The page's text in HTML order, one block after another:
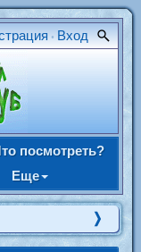
• Вход
посмотреть?
Еще